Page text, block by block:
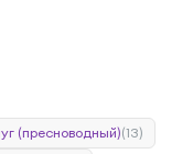
(пресноводный)(13)